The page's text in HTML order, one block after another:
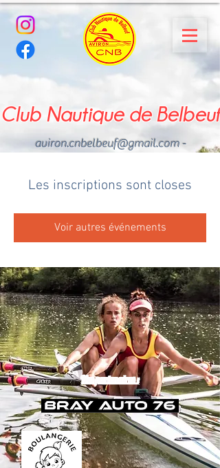
Club Nautique de Belbeuf
aviron.cnbelbeuf@gmail.com-
Les inscriptions sont closes
Voir autres événements
Nos partenaires :